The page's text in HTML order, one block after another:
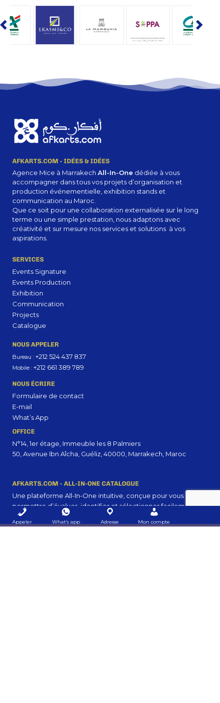
AFKARTS.COM - IDÉES & IDÉES
Agence Mice à Marrakech All-In-One dédiée à vous
accompagner dans tous vos projets d’organisation et
production événementielle, exhibition stands et
communication au Maroc.
Que ce soit pour une collaboration externalisée sur le long
terme ou une simple prestation, nous adaptons avec
créativité et sur mesure nos services et solutions à vos
aspirations.
SERVICES
Events Signature
Events Production
Exhibition
Communication
Projects
Catalogue
NOUS APPELER
Bureau : +212 524 437 837
Mobile : +212 661 389 789
NOUS ÉCRIRE
Formulaire de contact
E-mail
What’s App
OFFICE
N°14, 1er étage, Immeuble les 8 Palmiers
50, Avenue Ibn Aîcha, Guéliz, 40000, Marrakech, Maroc
AFKARTS.COM - ALL-IN-ONE CATALOGUE
Une plateforme All-In-One intuitive, conçue pour vous
permettre d’évaluer, identifier et sélectionner facilement vos
besoins en communication, marketing digital et
événementiel.
Appeler What’s app Adresse Mon compte